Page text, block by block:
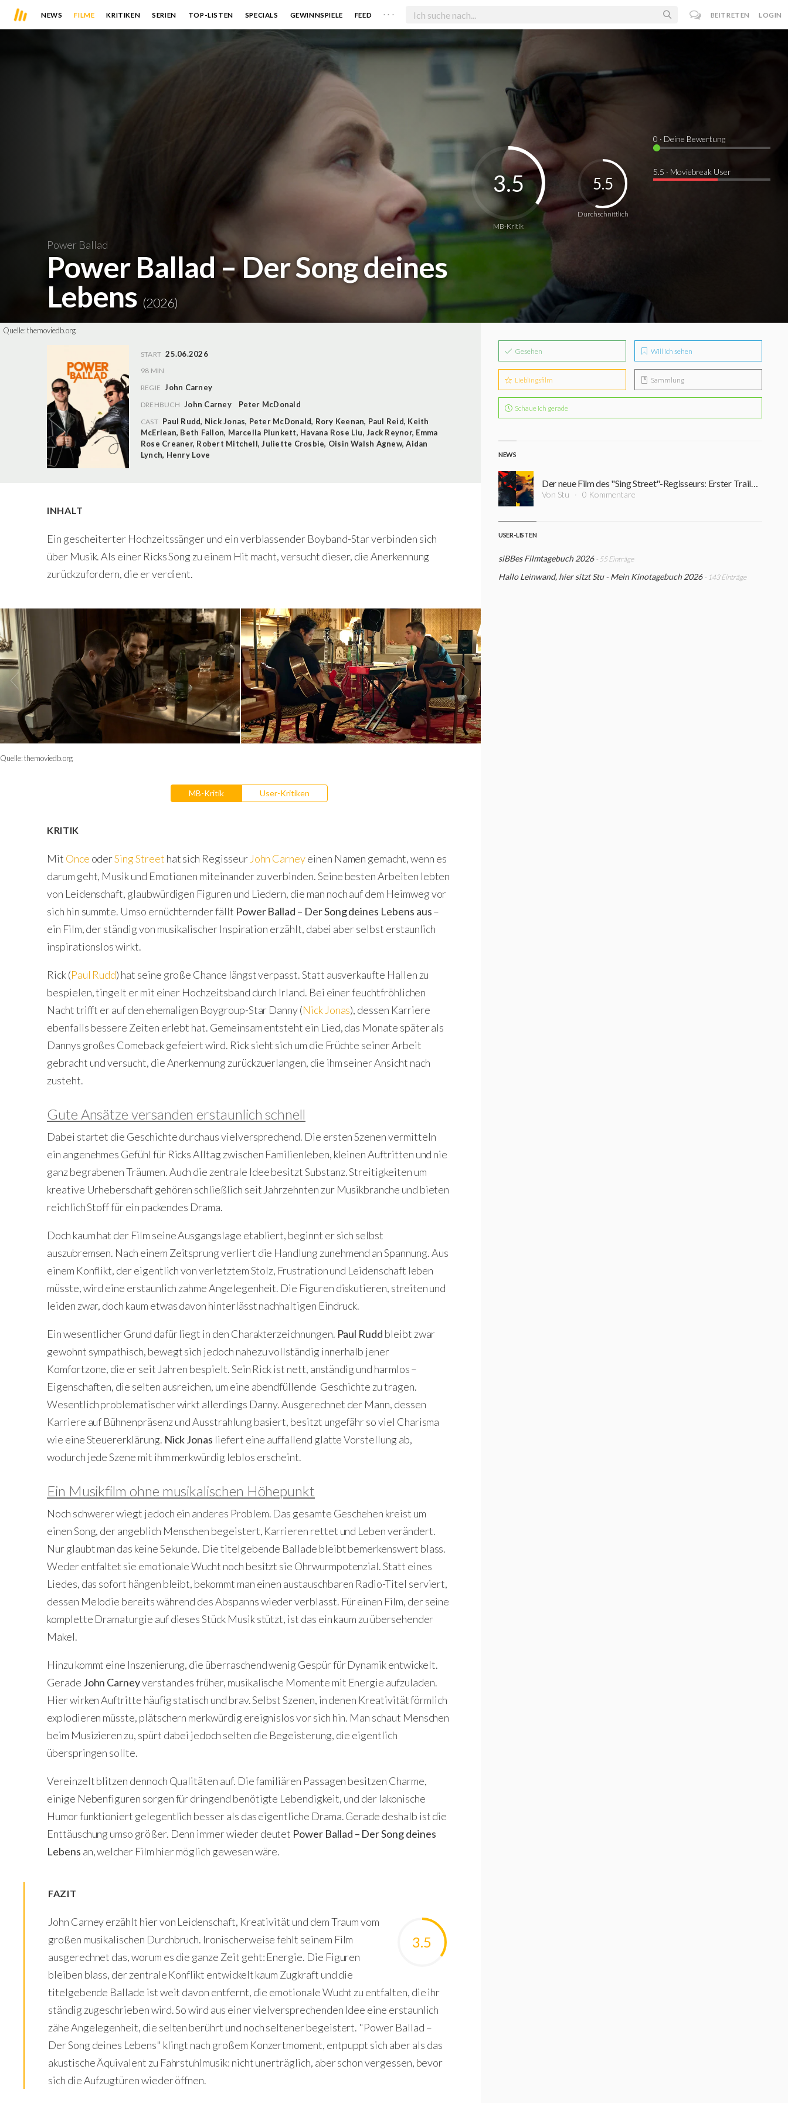
NEWS FILME KRITIKEN SERIEN TOP-LISTEN SPECIALS GEWINNSPIELE FEED . . . BEITRETEN LOGIN
Power Ballad
Power Ballad – Der Song deines
Lebens (2026)
MB-Kritik
3.5
Durchschnittlich
5.5
0 · Deine Bewertung
5.5 · Moviebreak User
Quelle:themoviedb.org
START 25.06.2026
98 MIN
REGIE John Carney
DREHBUCH John Carney Peter McDonald
CAST Paul Rudd, Nick Jonas, Peter McDonald, Rory Keenan, Paul Reid, Keith
McErlean, Beth Fallon, Marcella Plunkett, Havana Rose Liu,Jack Reynor, Emma
Rose Creaner, Robert Mitchell,Juliette Crosbie, Oisin Walsh Agnew,Aidan
Lynch, Henry Love
INHALT
Ein gescheiterter Hochzeitssänger und ein verblassender Boyband-Star verbinden sich
über Musik. Als einer Ricks Song zu einem Hit macht, versucht dieser, die Anerkennung
zurückzufordern, die er verdient.
Quelle:themoviedb.org
MB-Kritik User-Kritiken
KRITIK
Mit Once oderSing Street hat sich Regisseur John Carneyeinen Namen gemacht, wenn es
darum geht, Musik und Emotionen miteinander zu verbinden. Seine besten Arbeiten lebten
von Leidenschaft, glaubwürdigen Figuren und Liedern, die man noch auf dem Heimweg vor
sich hin summte. Umso ernüchternder fällt Power Ballad – Der Song deines Lebens aus–
ein Film, der ständig von musikalischer Inspiration erzählt, dabei aber selbst erstaunlich
inspirationslos wirkt.
Rick (Paul Rudd) hat seine große Chance längst verpasst. Statt ausverkaufte Hallen zu
bespielen, tingelt er mit einer Hochzeitsband durch Irland. Bei einer feuchtfröhlichen
Nacht trifft er auf den ehemaligen Boygroup-Star Danny (Nick Jonas), dessen Karriere
ebenfalls bessere Zeiten erlebt hat. Gemeinsam entsteht ein Lied, das Monate später als
Dan­nys großes Comeback gefeiert wird. Rick sieht sich um die Früchte seiner Arbeit
gebracht und versucht, die Anerkennung zurückzuerlangen, die ihm seiner Ansicht nach
zusteht.
Gute Ansätze versanden erstaunlich schnell
Dabei startet die Geschichte durchaus vielversprechend. Die ersten Szenen vermitteln
ein angenehmes Gefühl für Ricks Alltag zwischen Familienleben, kleinen Auftritten und nie
ganz begrabenen Träumen. Auch die zentrale Idee besitzt Substanz. Streitigkeiten um
kreative Urheberschaft gehören schließlich seit Jahrzehnten zur Musikbranche und bieten
reichlich Stoff für ein packendes Drama.
Doch kaum hat der Film seine Ausgangslage etabliert, beginnt er sich selbst
auszubremsen. Nach einem Zeitsprung verliert die Handlung zunehmend an Spannung. Aus
einem Konflikt, der eigentlich von verletztem Stolz, Frustration und Leidenschaft leben
müsste, wird eine erstaunlich zahme Angelegenheit. Die Figuren diskutieren, streiten und
leiden zwar, doch kaum etwas davon hinterlässt nachhaltigen Eindruck.
Ein wesentlicher Grund dafür liegt in den Charakterzeichnungen. Paul Rudd bleibt zwar
gewohnt sympathisch, bewegt sich jedoch nahezu vollständig innerhalb jener
Komfortzone, die er seit Jahren bespielt. Sein Rick ist nett, anständig und harmlos –
Eigenschaften, die selten ausreichen, um eine abendfüllende Geschichte zu tragen.
Wesentlich problematischer wirkt allerdings Danny. Ausgerechnet der Mann, dessen
Karriere auf Bühnenpräsenz und Ausstrahlung basiert, besitzt ungefähr so viel Charisma
wie eine Steuererklärung. Nick Jonas liefert eine auffallend glatte Vorstellung ab,
wodurch jede Szene mit ihm merkwürdig leblos erscheint.
Ein Musikfilm ohne musikalischen Höhepunkt
Noch schwerer wiegt jedoch ein anderes Problem. Das gesamte Geschehen kreist um
einen Song, der angeblich Menschen begeistert, Karrieren rettet und Leben verändert.
Nur glaubt man das keine Sekunde. Die titelgebende Ballade bleibt bemerkenswert blass.
Weder entfaltet sie emotionale Wucht noch besitzt sie Ohrwurmpotenzial. Statt eines
Liedes, das sofort hängen bleibt, bekommt man einen austauschbaren Radio-Titel serviert,
dessen Melodie bereits während des Abspanns wieder verblasst. Für einen Film, der seine
komplette Dramaturgie auf dieses Stück Musik stützt, ist das ein kaum zu übersehender
Makel.
Hinzu kommt eine Inszenierung, die überraschend wenig Gespür für Dynamik entwickelt.
Gerade John Carneyverstand es früher, musikalische Momente mit Energie aufzuladen.
Hier wirken Auftritte häufig statisch und brav. Selbst Szenen, in denen Kreativität förmlich
explodieren müsste, plätschern merkwürdig ereignislos vor sich hin. Man schaut Menschen
beim Musizieren zu, spürt dabei jedoch selten die Begeisterung, die eigentlich
überspringen sollte.
Vereinzelt blitzen dennoch Qualitäten auf. Die familiären Passagen besitzen Charme,
einige Nebenfiguren sorgen für dringend benötigte Lebendigkeit, und der lakonische
Humor funktioniert gelegentlich besser als das eigentliche Drama. Gerade deshalb ist die
Enttäuschung umso größer. Denn immer wieder deutet Power Ballad – Der Song deines
Lebens an, welcher Film hier möglich gewesen wäre.
FAZIT
3.5
John Carney erzählt hier von Leidenschaft, Kreativität und dem Traum vom
großen musikalischen Durchbruch. Ironischerweise fehlt seinem Film
ausgerechnet das, worum es die ganze Zeit geht: Energie. Die Figuren
bleiben blass, der zentrale Konflikt entwickelt kaum Zugkraft und die
titelgebende Ballade ist weit davon entfernt, die emotionale Wucht zu entfalten, die ihr
ständig zugeschrieben wird. So wird aus einer vielversprechenden Idee eine erstaunlich
zähe Angelegenheit, die selten berührt und noch seltener begeistert. "Power Ballad –
Der Song deines Lebens" klingt nach großem Konzertmoment, entpuppt sich aber als das
akustische Äquivalent zu Fahrstuhlmusik: nicht unerträglich, aber schon vergessen, bevor
sich die Aufzugtüren wieder öffnen.
Gesehen Will ich sehen
Lieblingsfilm Sammlung
Schaue ich gerade
NEWS
Der neue Film des "Sing Street"-Regisseurs: Erster Trailer zu "Power Ballad" mit Paul Rudd und Nick Jonas ist online
Von Stu 0 Kommentare
USER-LISTEN
siBBes Filmtagebuch 2026 - 55 Einträge
Hallo Leinwand, hier sitzt Stu - Mein Kinotagebuch 2026 - 143 Einträge